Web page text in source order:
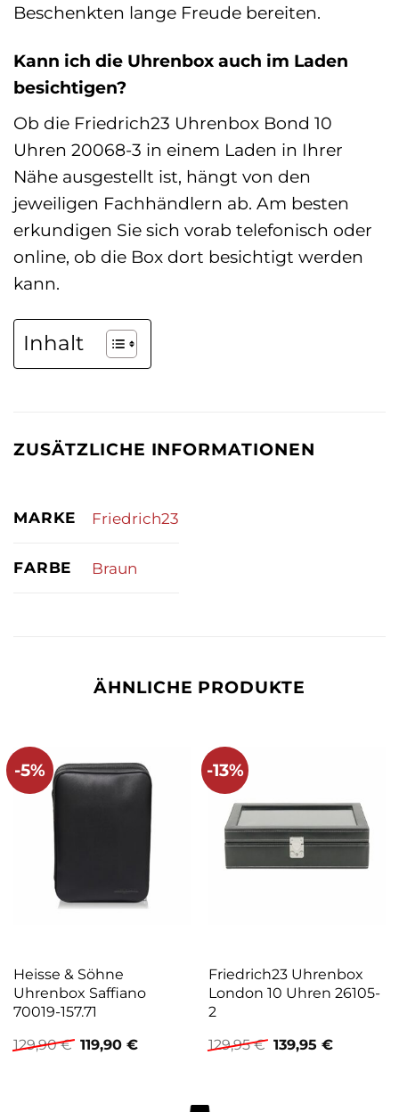
Beschenkten lange Freude bereiten.
Kann ich die Uhrenbox auch im Laden
besichtigen?
Ob die Friedrich23 Uhrenbox Bond 10
Uhren 20068-3 in einem Laden in Ihrer
Nähe ausgestellt ist, hängt von den
jeweiligen Fachhändlern ab. Am besten
erkundigen Sie sich vorab telefonisch oder
online, ob die Box dort besichtigt werden
kann.
Inhalt
ZUSÄTZLICHE INFORMATIONEN
MARKE Friedrich23
FARBE Braun
ÄHNLICHE PRODUKTE
-5%
Heisse & Söhne
Uhrenbox Saffiano
70019-157.71
129,90€ Ursprünglicher
Preis
119,90 €Aktueller
-13%
Friedrich23 Uhrenbox
London 10 Uhren 26105-
2
129,95€ Ursprünglicher
Preis
139,95 €Aktueller